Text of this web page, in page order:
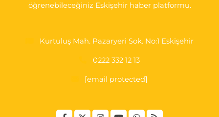
öğrenebileceğiniz Eskişehir haber platformu.
Kurtuluş Mah. Pazaryeri Sok. No:1 Eskişehir
0222 332 12 13
[email protected]